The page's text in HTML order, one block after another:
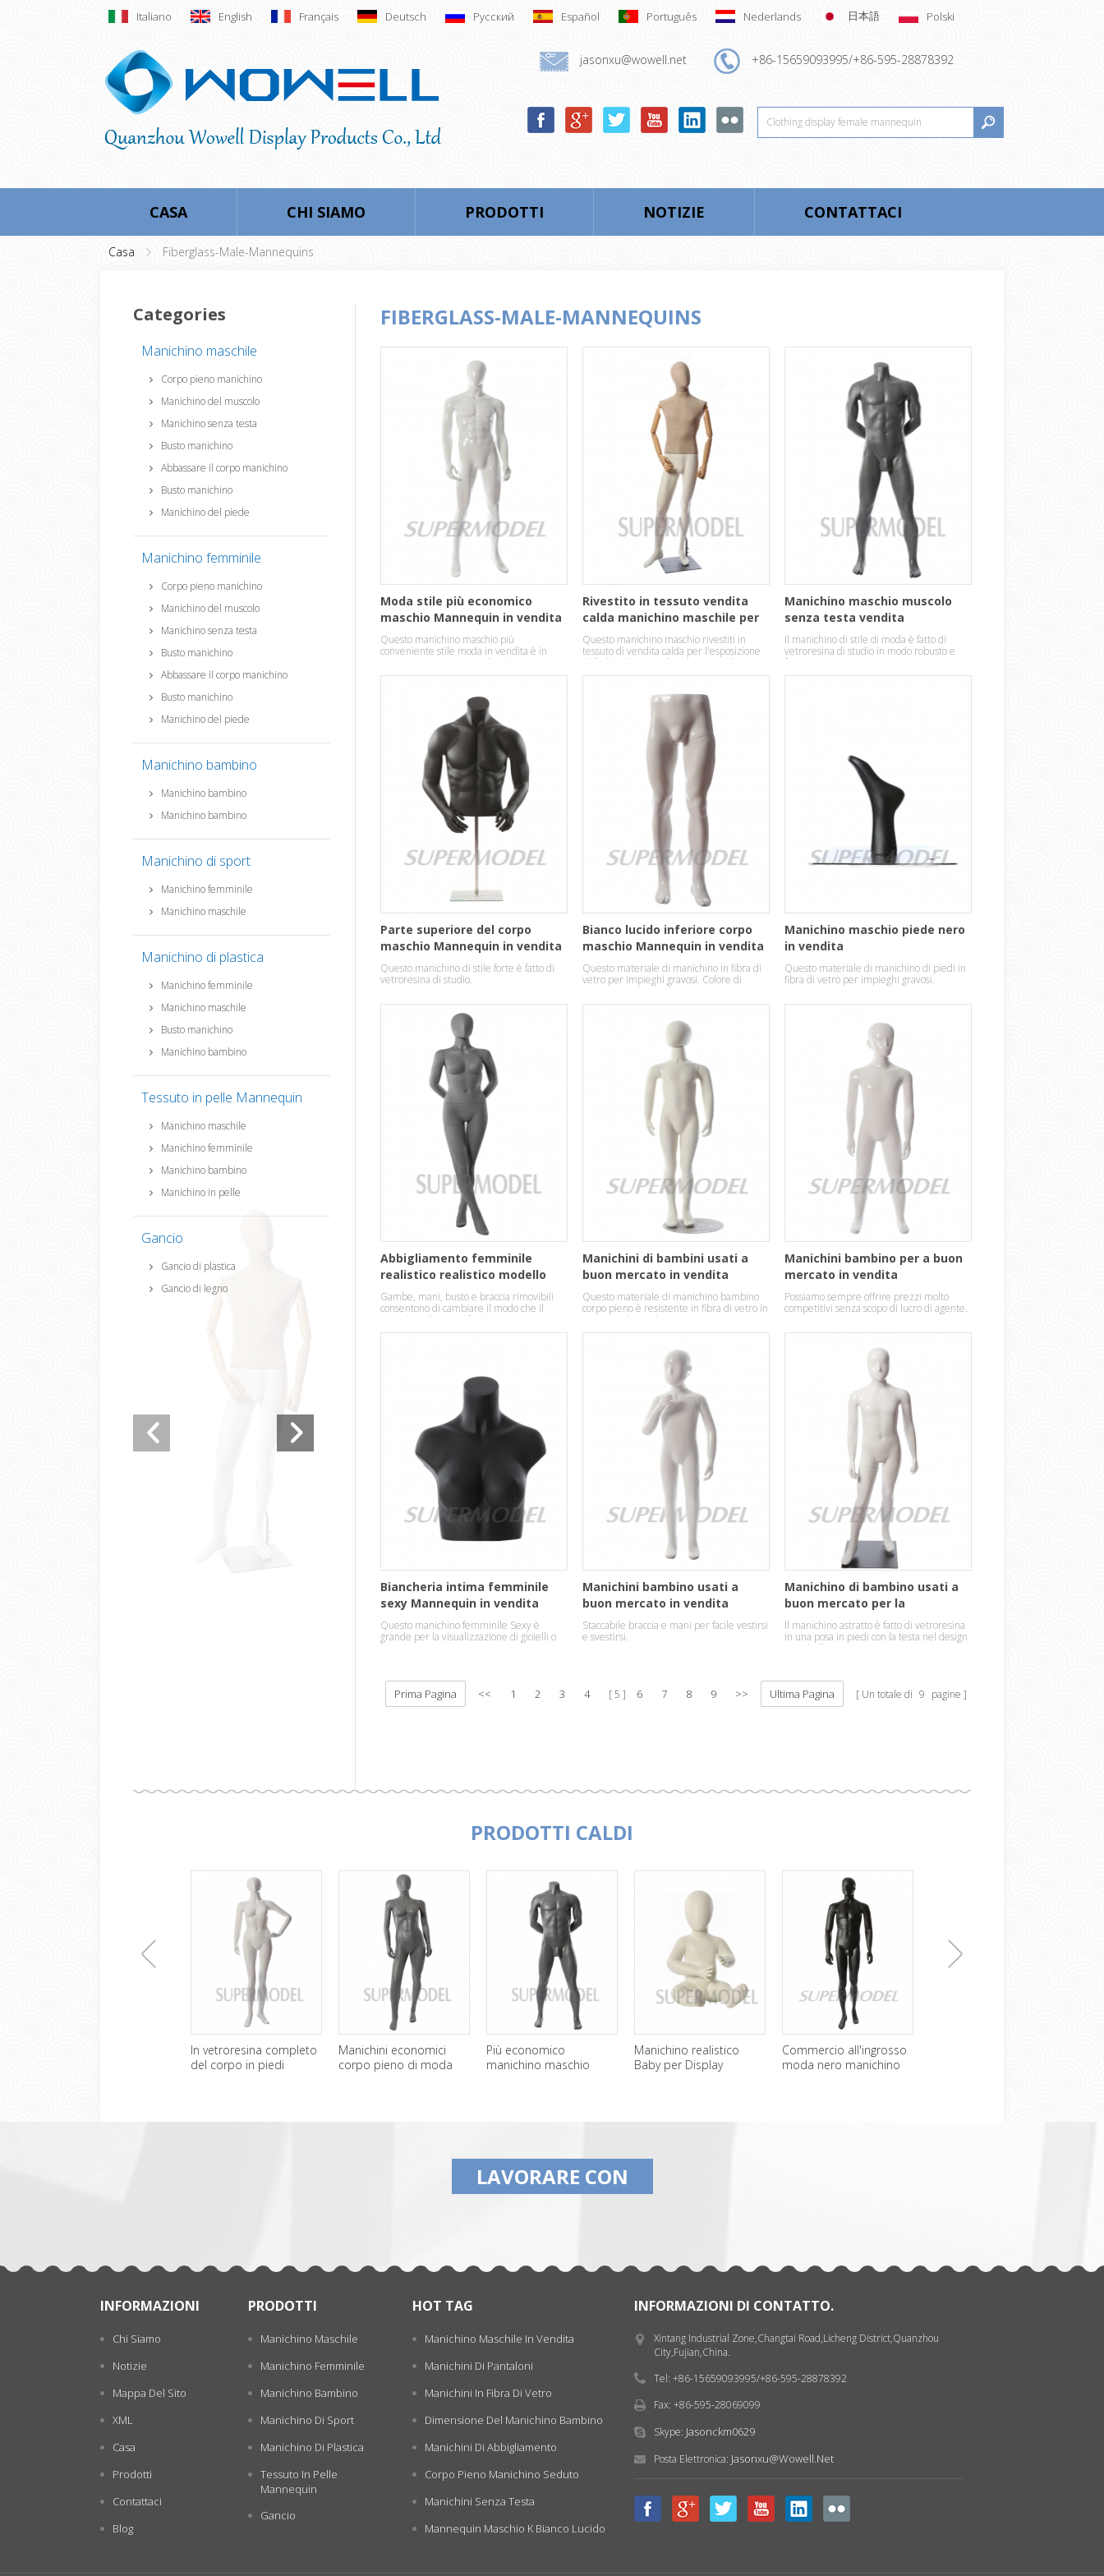
Italiano English Français Deutsch Русский Español Português Nederlands 日本語 Polski
jasonxu@wowell.net +86-15659093995/+86-595-28878392
CASA CHI SIAMO PRODOTTI NOTIZIE CONTATTACI
Casa Fiberglass-Male-Mannequins
Categories
Manichino maschile
Corpo pieno manichino
Manichino del muscolo
Manichino senza testa
Busto manichino
Abbassare il corpo manichino
Busto manichino
Manichino del piede
Manichino femminile
Corpo pieno manichino
Manichino del muscolo
Manichino senza testa
Busto manichino
Abbassare il corpo manichino
Busto manichino
Manichino del piede
Manichino bambino
Manichino bambino
Manichino bambino
Manichino di sport
Manichino femminile
Manichino maschile
Manichino di plastica
Manichino femminile
Manichino maschile
Busto manichino
Manichino bambino
Tessuto in pelle Mannequin
Manichino maschile
Manichino femminile
Manichino bambino
Manichino in pelle
Gancio
Gancio di plastica
Gancio di legno
FIBERGLASS-MALE-MANNEQUINS
Moda stile più economico
maschio Mannequin in vendita
Questo manichino maschio più
conveniente stile moda in vendita è in
materiale resistente in fibra di vetro.
Rivestito in tessuto vendita
calda manichino maschile per
l'esposizione
dell'abbigliamento
Questo manichino maschio rivestiti in
tessuto di vendita calda per l'esposizione
dell'abbigliamento è nel torso in fibra di
vetro con le mani di legno.
Manichino maschio muscolo
senza testa vendita
Il manichino di stile di moda è fatto di
vetroresina di studio in modo robusto e
forte.
Parte superiore del corpo
maschio Mannequin in vendita
Questo manichino di stile forte è fatto di
vetroresina di studio.
Bianco lucido inferiore corpo
maschio Mannequin in vendita
Questo materiale di manichino in fibra di
vetro per impieghi gravosi. Colore di
superficie in bianco lucido.
Manichino maschio piede nero
in vendita
Questo materiale di manichino di piedi in
fibra di vetro per impieghi gravosi.
Abbigliamento femminile
realistico realistico modello
manichini
Gambe, mani, busto e braccia rimovibili
consentono di cambiare il modo che il
manichino è vestito facilmente.
Manichini di bambini usati a
buon mercato in vendita
Questo materiale di manichino bambino
corpo pieno è resistente in fibra di vetro in
una posa di stand.
Manichini bambino per a buon
mercato in vendita
Possiamo sempre offrire prezzi molto
competitivi senza scopo di lucro di agente.
Biancheria intima femminile
sexy Mannequin in vendita
Questo manichino femminile Sexy è
grande per la visualizzazione di gioielli o
biancheria intima.
Manichini bambino usati a
buon mercato in vendita
Staccabile braccia e mani per facile vestirsi
e svestirsi.
Manichino di bambino usati a
buon mercato per la
visualizzazione
Il manichino astratto è fatto di vetroresina
in una posa in piedi con la testa nel design
uovo bello.
Prima Pagina << 1 2 3 4 5 6 7 8 9 >> Ultima Pagina Un totale di 9 pagine
PRODOTTI CALDI
In vetroresina completo
del corpo in piedi
Manichini economici
corpo pieno di moda
Più economico
manichino maschio
Manichino realistico
Baby per Display
Commercio all'ingrosso
moda nero manichino
LAVORARE CON
INFORMAZIONI
Chi Siamo
Notizie
Mappa Del Sito
XML
Casa
Prodotti
Contattaci
Blog
PRODOTTI
Manichino Maschile
Manichino Femminile
Manichino Bambino
Manichino Di Sport
Manichino Di Plastica
Tessuto In Pelle
Mannequin
Gancio
HOT TAG
Manichino Maschile In Vendita
Manichini Di Pantaloni
Manichini In Fibra Di Vetro
Dimensione Del Manichino Bambino
Manichini Di Abbigliamento
Corpo Pieno Manichino Seduto
Manichini Senza Testa
Mannequin Maschio K Bianco Lucido
INFORMAZIONI DI CONTATTO.
Xintang Industrial Zone,Changtai Road,Licheng District,Quanzhou
City,Fujian,China.
Tel: +86-15659093995/+86-595-28878392
Fax: +86-595-28069099
Skype: Jasonckm0629
Posta Elettronica: Jasonxu@wowell.net